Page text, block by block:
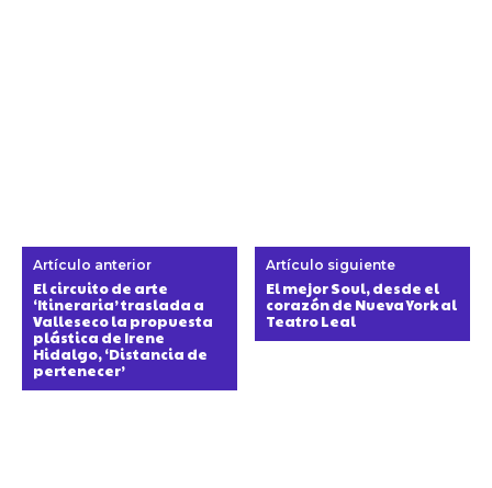
Artículo anterior
El circuito de arte
‘Itineraria’ traslada a
Valleseco la propuesta
plástica de Irene
Hidalgo, ‘Distancia de
pertenecer’
Artículo siguiente
El mejor Soul, desde el
corazón de Nueva York al
Teatro Leal